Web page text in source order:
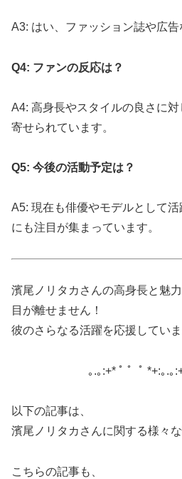
A3: はい、ファッション誌や広告
Q4: ファンの反応は？
A4: 高身長やスタイルの良さに対
寄せられています。
Q5: 今後の活動予定は？
A5: 現在も俳優やモデルとして
にも注目が集まっています。
濱尾ノリタカさんの高身長と魅
目が離せません！
彼のさらなる活躍を応援していま
｡.｡:+* ﾟ ゜ﾟ *+:｡.｡
以下の記事は、
濱尾ノリタカさんに関する様々な
こちらの記事も、